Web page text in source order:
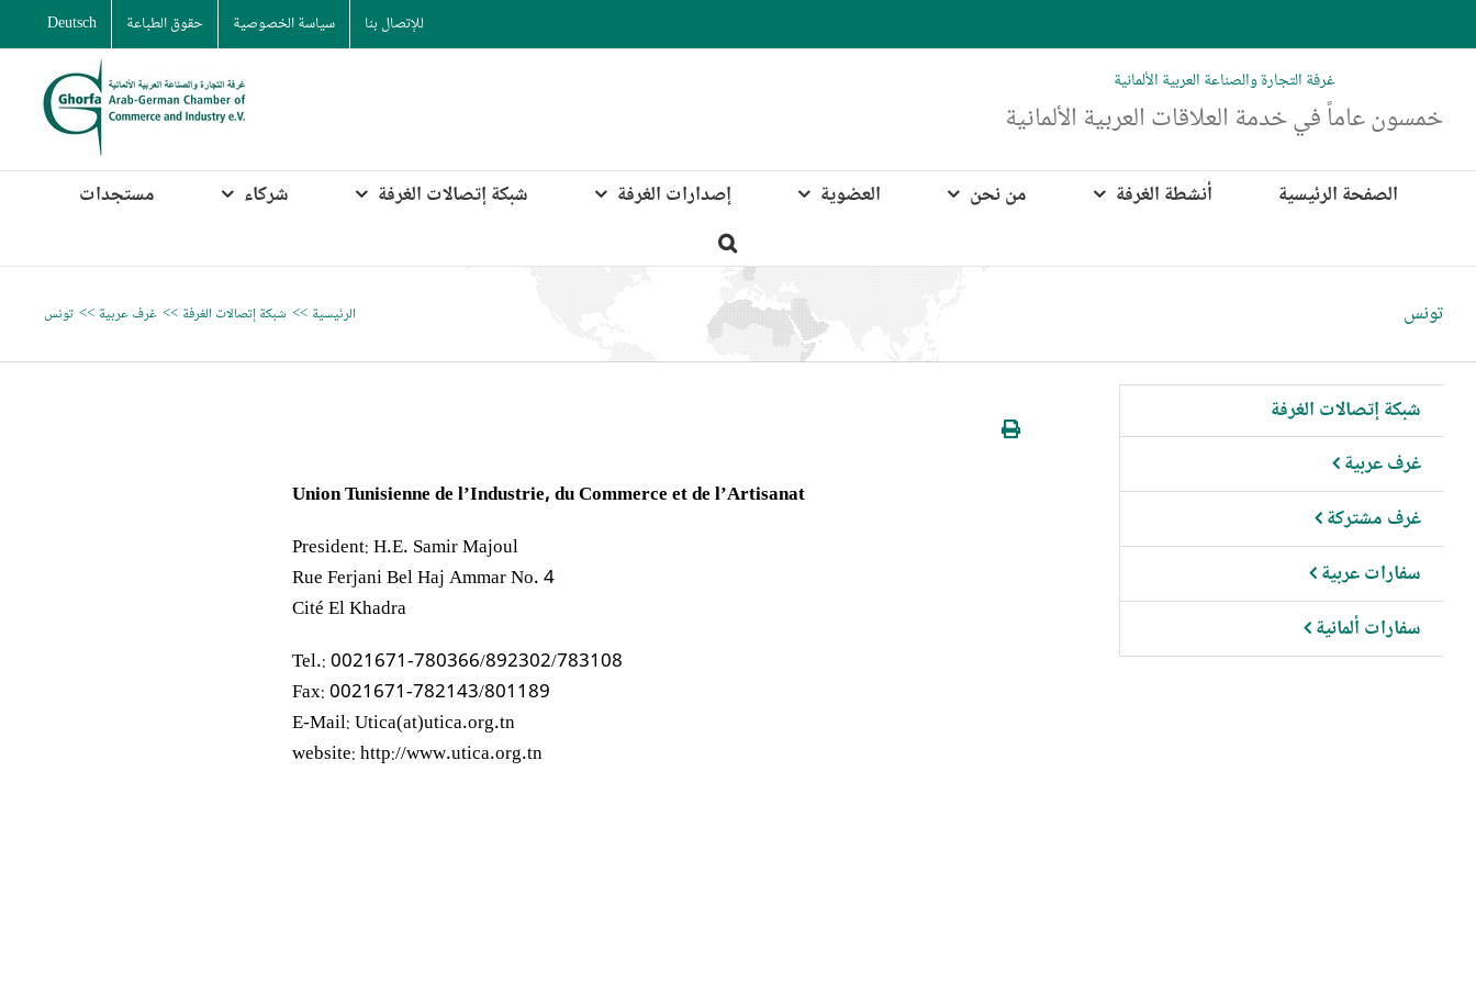
to
للإتصال بنا سياسة الخصوصية حقوق الطباعة Deutsch
غرفة التجارة والصناعة العربية الألمانية
خمسون عاماً في خدمة العلاقات العربية الألمانية
الصفحة الرئيسية أنشطة الغرفة من نحن العضوية إصدارات الغرفة شبكة إتصالات الغرفة شركاء مستجدات
تونس الرئيسية شبكة إتصالات الغرفة غرف عربية تونس
Union Tunisienne de l’Industrie, du Commerce et de l’Artisanat
President: H.E. Samir Majoul
Rue Ferjani Bel Haj Ammar No. 4
Cité El Khadra
Tel.: 0021671-780366/892302/783108
Fax: 0021671-782143/801189
E-Mail: Utica(at)utica.org.tn
website: http://www.utica.org.tn
شبكة إتصالات الغرفة
غرف عربية
غرف مشتركة
سفارات عربية
سفارات ألمانية